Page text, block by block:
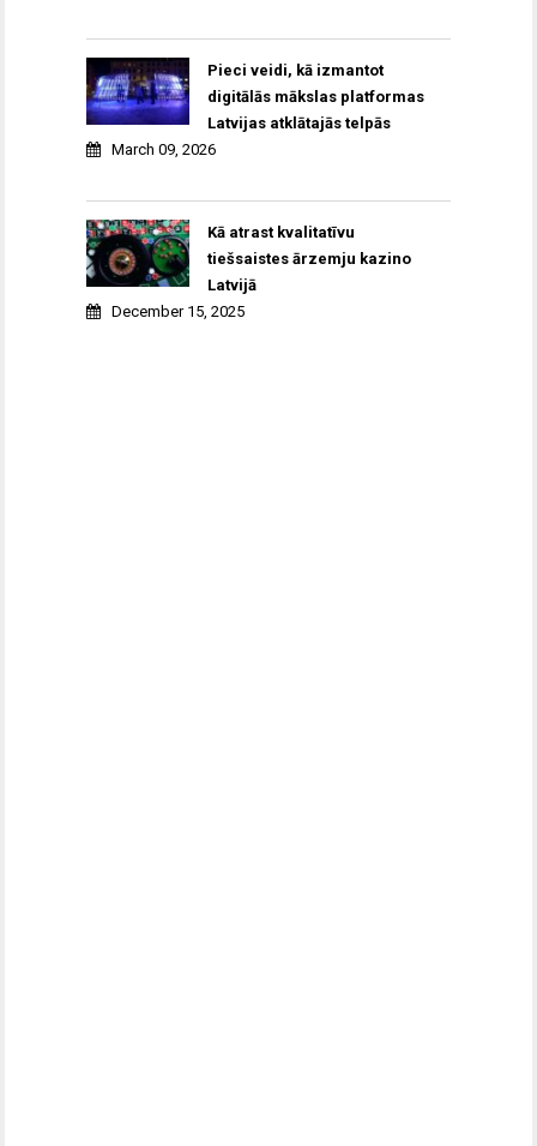
Pieci veidi, kā izmantot
digitālās mākslas platformas
Latvijas atklātajās telpās
March 09, 2026
Kā atrast kvalitatīvu
tiešsaistes ārzemju kazino
Latvijā
December 15, 2025